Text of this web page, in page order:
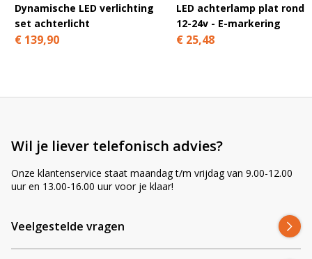
Dynamische LED verlichting
set achterlicht
€ 139,90
LED achterlamp plat rond
12-24v - E-markering
€ 25,48
Wil je liever telefonisch advies?
Onze klantenservice staat maandag t/m vrijdag van 9.00-12.00
uur en 13.00-16.00 uur voor je klaar!
Veelgestelde vragen
i
v
e